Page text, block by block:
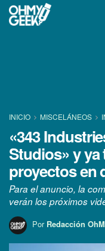
INICIO MISCELÁNEOS
«343
Studios» y
proyectos en
Para el anuncio, la
verán los próximos
Por Redacción